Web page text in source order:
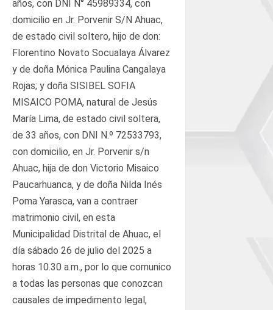
años, con DNI Ν° 45989334, con
domicilio en Jr. Porvenir S/N Ahuac,
de estado civil soltero, hijo de don:
Florentino Novato Socualaya Álvarez
y de doña Mónica Paulina Cangalaya
Rojas; y doña SISIBEL SOFIA
MISAICO POMA, natural de Jesús
María Lima, de estado civil soltera,
de 33 años, con DNI N.º 72533793,
con domicilio, en Jr. Porvenir s/n
Ahuac, hija de don Victorio Misaico
Paucarhuanca, y de doña Nilda Inés
Poma Yarasca, van a contraer
matrimonio civil, en esta
Municipalidad Distrital de Ahuac, el
día sábado 26 de julio del 2025 a
horas 10.30 a.m., por lo que comunico
a todas las personas que conozcan
causales de impedimento legal,